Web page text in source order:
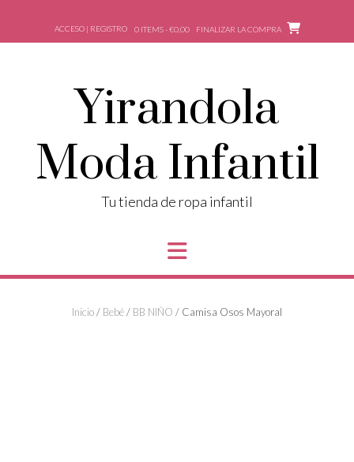
contenido
ACCESO | REGISTRO 0 ITEMS - €0,00 FINALIZAR LA COMPRA
Yirandola
Moda Infantil
Tu tienda de ropa infantil
Inicio/ Bebé/ BB NIÑO / Camisa Osos Mayoral